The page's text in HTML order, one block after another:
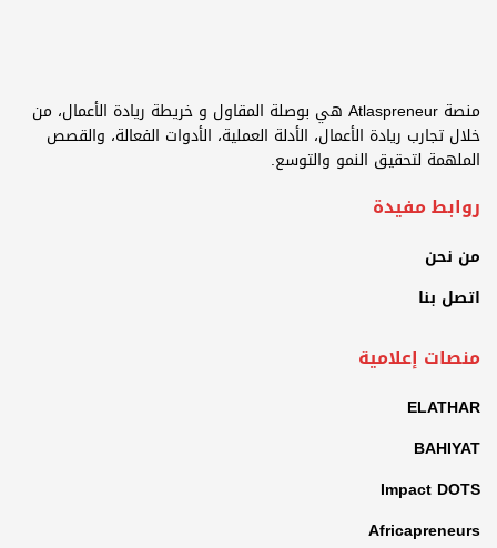
منصة Atlaspreneur هي بوصلة المقاول و خريطة ريادة الأعمال، من
خلال تجارب ريادة الأعمال، الأدلة العملية، الأدوات الفعالة، والقصص
الملهمة لتحقيق النمو والتوسع.
روابط مفيدة
من نحن
اتصل بنا
منصات إعلامية
ELATHAR
BAHIYAT
Impact DOTS
Africapreneurs